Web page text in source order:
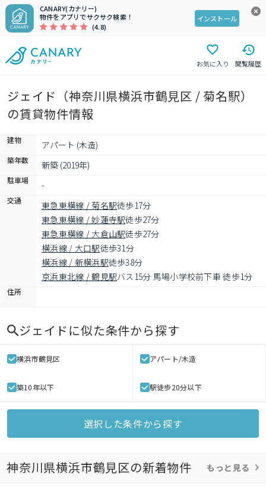
CANARY(カナリー)
物件をアプリでサクサク検索！
(4.8)
インストール
お気に入り 閲覧履歴
ジェイド（神奈川県横浜市鶴見区 / 菊名駅）
の賃貸物件情報
建物 アパート (木造)
築年数 新築 (2019年)
駐車場 -
交通 東急東横線 / 菊名駅徒歩17分
東急東横線 / 妙蓮寺駅徒歩27分
東急東横線 / 大倉山駅徒歩27分
横浜線 / 大口駅徒歩31分
横浜線 / 新横浜駅徒歩38分
京浜東北線 / 鶴見駅バス15分 馬場小学校前下車 徒歩1分
住所
ジェイドに似た条件から探す
横浜市鶴見区 アパート/木造
築10年以下 駅徒歩20分以下
選択した条件から探す
神奈川県横浜市鶴見区の新着物件 もっと見る